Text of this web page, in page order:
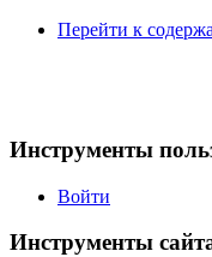
Перейти к
Инструменты
Войти
Инструменты